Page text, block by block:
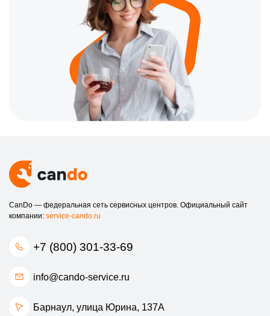
CanDo — федеральная сеть сервисных центров. Официальный сайт
компании: service-cando.ru
+7 (800) 301-33-69
info@cando-service.ru
Барнаул, улица Юрина, 137А